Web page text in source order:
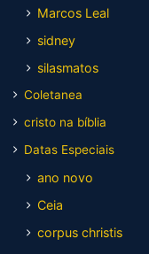
Marcos Leal
sidney
silasmatos
Coletanea
cristo na bíblia
Datas Especiais
ano novo
Ceia
corpus christis